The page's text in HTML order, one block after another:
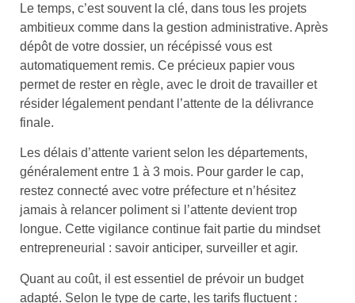
Le temps, c’est souvent la clé, dans tous les projets
ambitieux comme dans la gestion administrative. Après
dépôt de votre dossier, un récépissé vous est
automatiquement remis. Ce précieux papier vous
permet de rester en règle, avec le droit de travailler et
résider légalement pendant l’attente de la délivrance
finale.
Les délais d’attente varient selon les départements,
généralement entre 1 à 3 mois. Pour garder le cap,
restez connecté avec votre préfecture et n’hésitez
jamais à relancer poliment si l’attente devient trop
longue. Cette vigilance continue fait partie du mindset
entrepreneurial : savoir anticiper, surveiller et agir.
Quant au coût, il est essentiel de prévoir un budget
adapté. Selon le type de carte, les tarifs fluctuent :